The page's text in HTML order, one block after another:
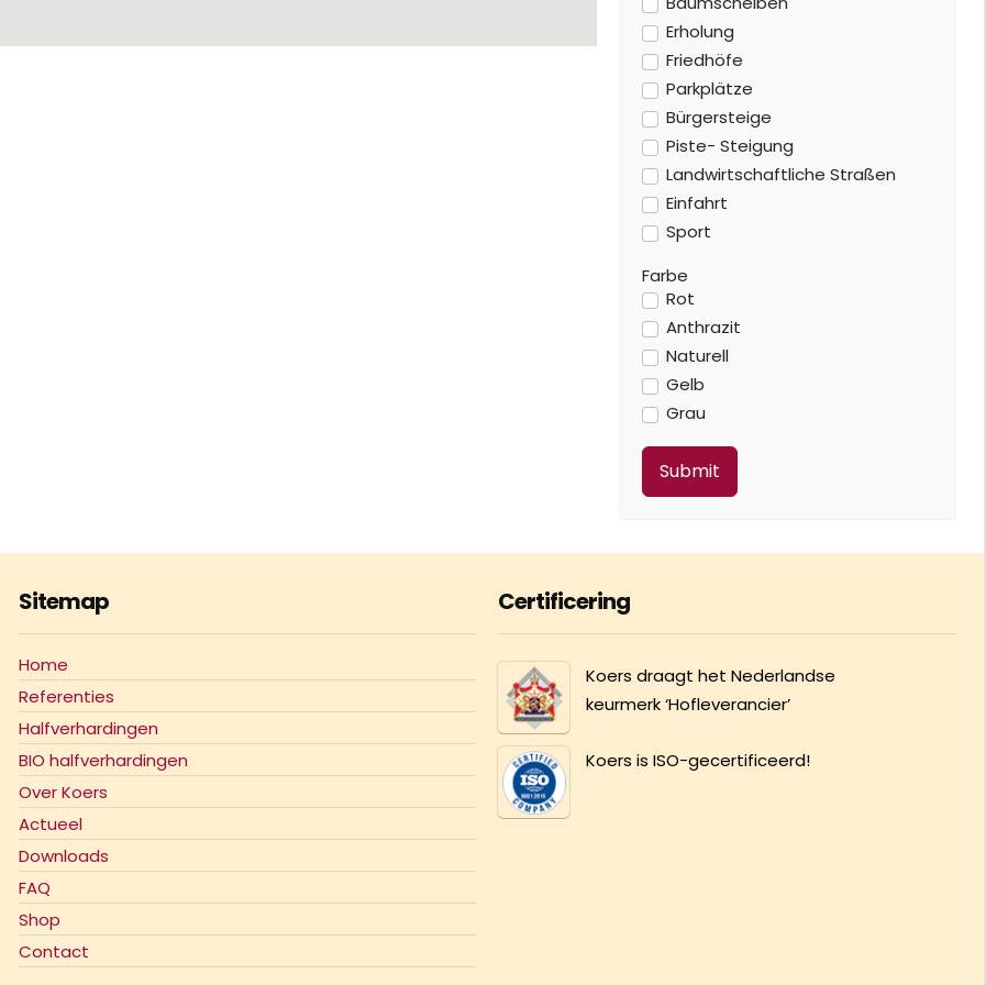
Erholung
Friedhöfe
Parkplätze
Bürgersteige
Piste- Steigung
Landwirtschaftliche Straßen
Einfahrt
Sport
Farbe
Rot
Anthrazit
Naturell
Gelb
Grau
Sitemap
Home
Referenties
Halfverhardingen
BIO halfverhardingen
Over Koers
Actueel
Downloads
FAQ
Shop
Contact
Certificering
Koers draagt het Nederlandse
keurmerk ‘Hofleverancier’
Koers is ISO-gecertificeerd!